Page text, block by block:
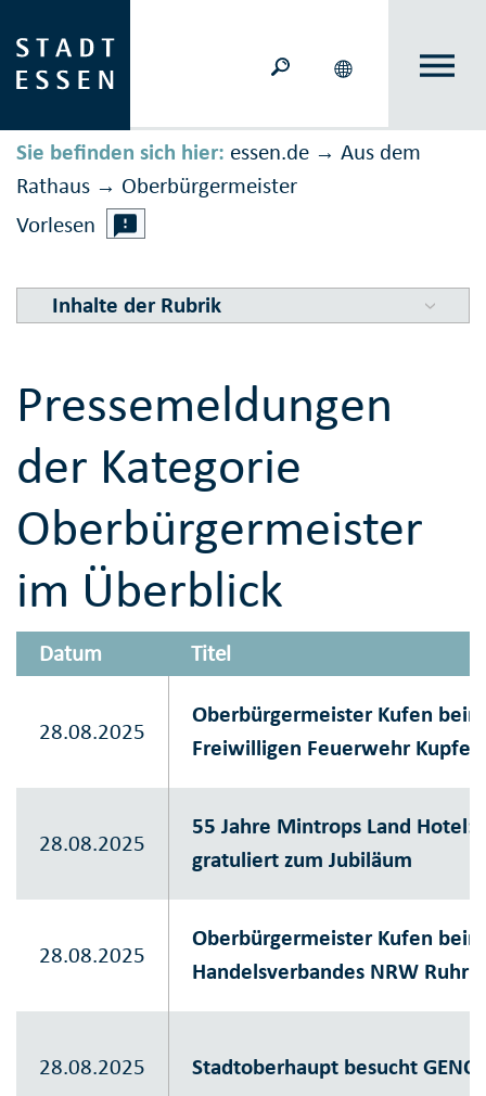
Sie befinden sich hier: essen.de → Aus dem
Rathaus → Ober­bürger­meister
Vorlesen
Inhalte der Rubrik
Pressemeldungen
der Kategorie
Oberbürgermeister
im Überblick
Datum Titel
28.08.2025
Oberbürgermeister Kufen
Freiwilligen Feuerwehr
28.08.2025
55 Jahre Mintrops Land Hotel:
gratuliert zum Jubiläum
28.08.2025
Oberbürgermeister Kufen
Handelsverbandes NRW Ruhr
28.08.2025 Stadtoberhaupt besucht